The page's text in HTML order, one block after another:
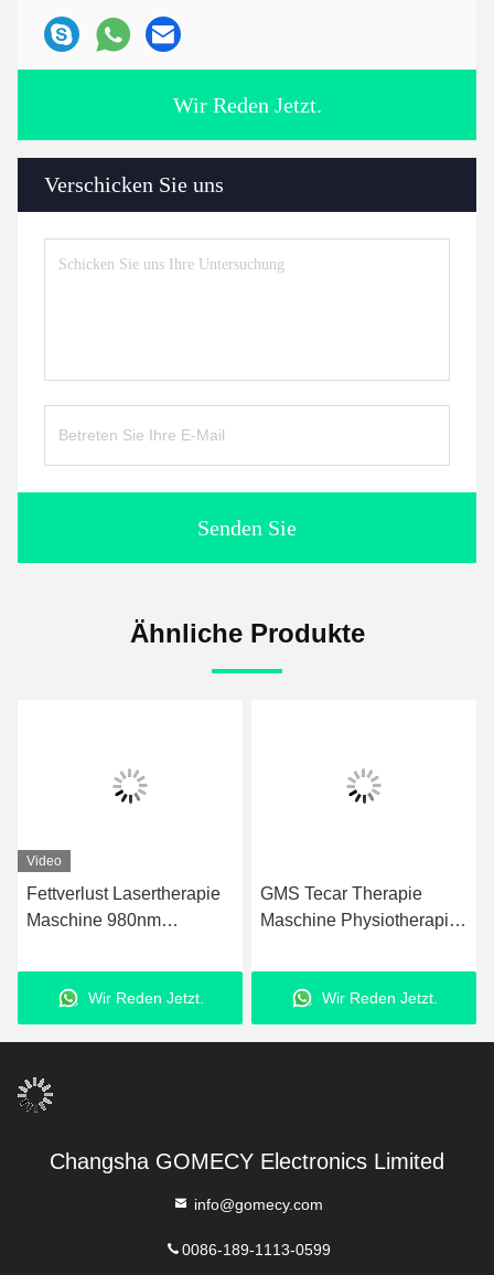
Wir Reden Jetzt.
Verschicken Sie uns
Senden Sie
Ähnliche Produkte
Video
Fettverlust Lasertherapie
Maschine 980nm
Fettabsaugungsanlage
Wir Reden Jetzt.
GMS Tecar Therapie
Maschine Physiotherapie
Abnehmen
Wir Reden Jetzt.
Changsha GOMECY Electronics Limited
info@gomecy.com
0086-189-1113-0599